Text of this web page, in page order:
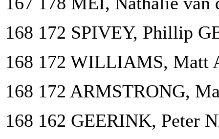
168 172 SPIVEY, Phillip
168 172 WILLIAMS, Matt
168 172 ARMSTRONG,
168 162 GEERINK, Peter